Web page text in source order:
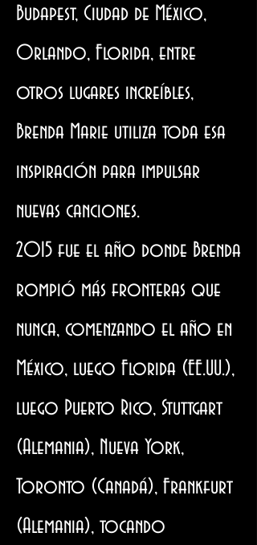
Budapest, Ciudad de México,
Orlando, Florida, entre
otros lugares increíbles,
Brenda Marie utiliza toda esa
inspiración para impulsar
nuevas canciones.
2015 fue el año donde Brenda
rompió más fronteras que
nunca, comenzando el año en
México, luego Florida (EE.UU.),
luego Puerto Rico, Stuttgart
(Alemania), Nueva York,
Toronto (Canadá), Frankfurt
(Alemania), tocando